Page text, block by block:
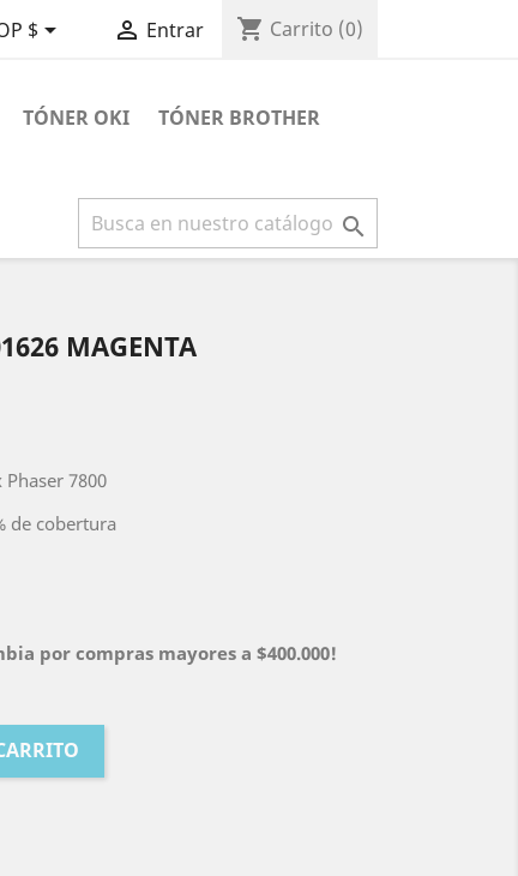
$  Entrar shopping_cart Carrito (0)
TÓNER OKI
TÓNER BROTHER

MAGENTA
7800
de cobertura
por compras mayores a $400.000!